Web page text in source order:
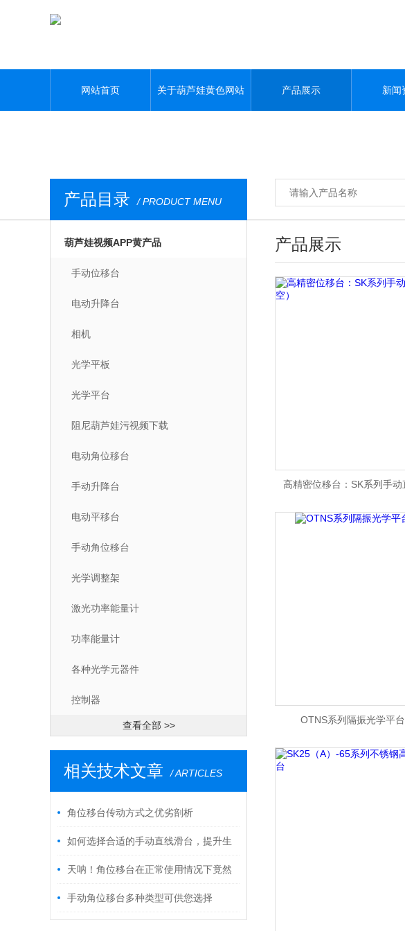
网站首页 关于葫芦娃黄色网站 产品展示 新闻
产品目录 / PRODUCT MENU
葫芦娃视频APP黄产品
手动位移台
电动升降台
相机
光学平板
光学平台
阻尼葫芦娃污视频下载
电动角位移台
手动升降台
电动平移台
手动角位移台
光学调整架
激光功率能量计
功率能量计
各种光学元器件
控制器
查看全部 >>
相关技术文章 / ARTICLES
角位移台传动方式之优劣剖析
如何选择合适的手动直线滑台，提升生
产效率
天呐！角位移台在正常使用情况下竟然
有这么多特点
手动角位移台多种类型可供您选择
产品展示
高精密位移台：SK系列手
空）
OTNS系列隔振光学平